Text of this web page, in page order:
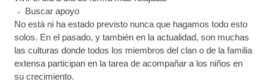
Buscar apoyo
No está ni ha estado previsto nunca que hagamos todo esto
solos. En el pasado, y también en la actualidad, son muchas
las culturas donde todos los miembros del clan o de la familia
extensa participan en la tarea de acompañar a los niños en
su crecimiento.